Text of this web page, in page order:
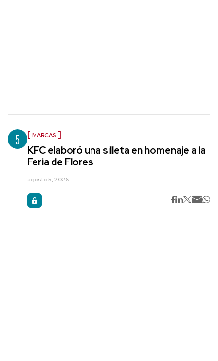
5 MARCAS
KFC elaboró una silleta en homenaje a la
Feria de Flores
agosto 5, 2026